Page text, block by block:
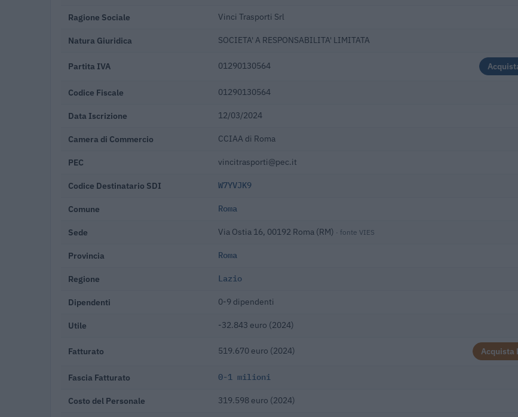
Ragione Sociale Vinci Trasporti Srl
Natura Giuridica SOCIETA' A RESPONSABILITA' LIMITATA
Partita IVA 01290130564
Codice Fiscale 01290130564
Data Iscrizione 12/03/2024
Camera di Commercio CCIAA di Roma
PEC vincitrasporti@pec.it
Codice Destinatario SDI W7YVJK9
Comune Roma
Sede Via Ostia 16, 00192 Roma (RM) · fonte VIES
Provincia Roma
Regione Lazio
Dipendenti 0-9 dipendenti
Utile -32.843 euro (2024)
Fatturato 519.670 euro (2024) Acquista
Fascia Fatturato 0-1 milioni
Costo del Personale 319.598 euro (2024)